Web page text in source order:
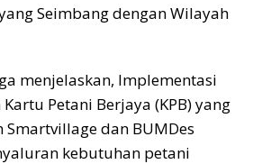
Seimbang dengan Wilayah
menjelaskan, Implementasi
Petani Berjaya (KPB) yang
dan BUMDes
kebutuhan petani